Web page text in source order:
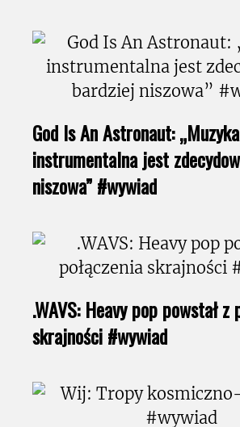
God Is An Astronaut: „Muzyka
instrumentalna jest
niszowa” #wywiad
.WAVS: Heavy pop powstał z
skrajności #wywiad